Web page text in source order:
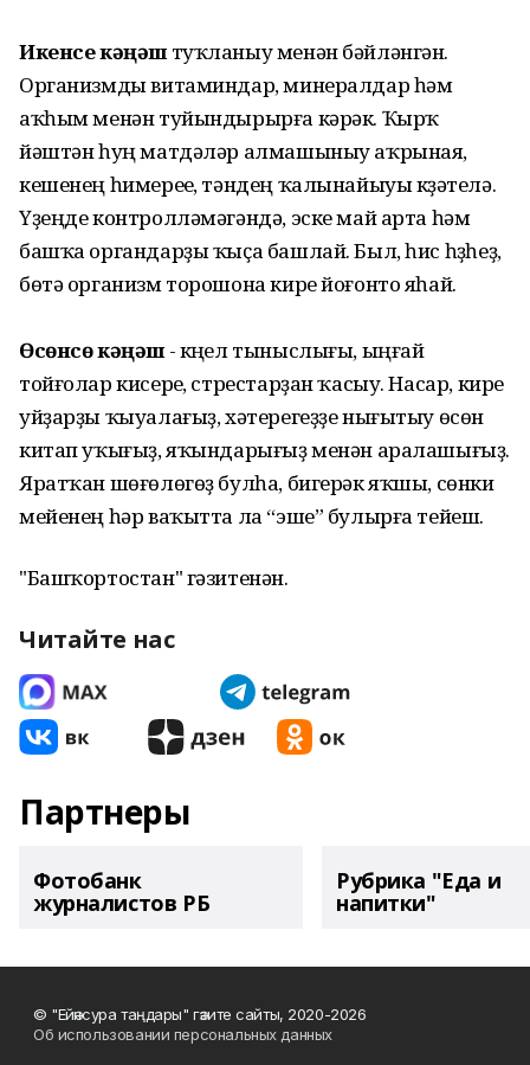
Икенсе кәңәштуҡланыу менән бәйләнгән.
Организмды витаминдар, минералдар һәм
аҡһым менән туйындырырға кәрәк. Ҡырҡ
йәштән һуң матдәләр алмашыныу аҡрыная,
кешенең һимереүе, тәндең ҡалынайыуы күҙәтелә.
Үҙеңде контролләмәгәндә, эске май арта һәм
башҡа органдарҙы ҡыҫа башлай. Был, һис һүҙһеҙ,
бөтә организм торошона кире йоғонто яһай.
Өсөнсө кәңәш- күңел тыныслығы, ыңғай
тойғолар кисереү, стрестарҙан ҡасыу. Насар, кире
уйҙарҙы ҡыуалағыҙ, хәтерегеҙҙе нығытыу өсөн
китап уҡығыҙ, яҡындарығыҙ менән аралашығыҙ.
Яратҡан шөғөлөгөҙ булһа, бигерәк яҡшы, сөнки
мейенең һәр ваҡытта ла “эше” булырға тейеш.
"Башҡортостан" гәзитенән.
Читайте нас
Партнеры
Фотобанк
журналистов РБ
Рубрика "Еда и
напитки"
© "Ейәнсура таңдары" гәзите сайты, 2020-2026
Об использовании персональных данных